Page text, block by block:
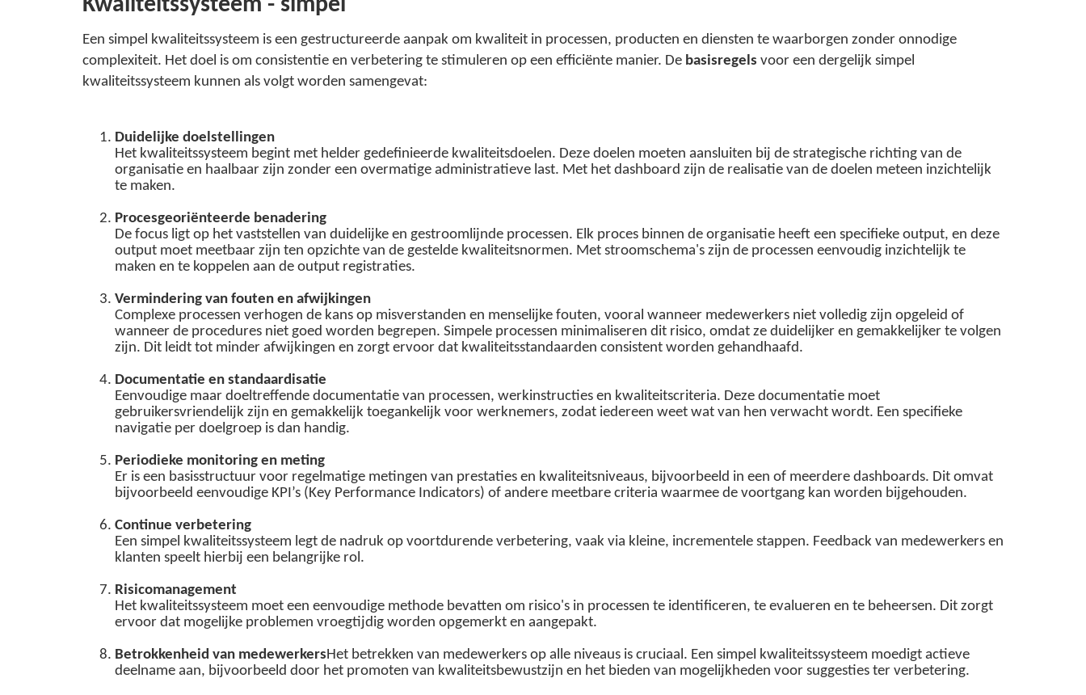
Kwaliteitssysteem - simpel
Een simpel kwaliteitssysteem is een gestructureerde aanpak om kwaliteit in processen, producten en diensten te waarborgen zonder onnodige
complexiteit. Het doel is om consistentie en verbetering te stimuleren op een efficiënte manier. De basisregels voor een dergelijk simpel
kwaliteitssysteem kunnen als volgt worden samengevat:
Duidelijke doelstellingen
Het kwaliteitssysteem begint met helder gedefinieerde kwaliteitsdoelen. Deze doelen moeten aansluiten bij de strategische richting van de
organisatie en haalbaar zijn zonder een overmatige administratieve last. Met het dashboard zijn de realisatie van de doelen meteen inzichtelijk
te maken.
Procesgeoriënteerde benadering
De focus ligt op het vaststellen van duidelijke en gestroomlijnde processen. Elk proces binnen de organisatie heeft een specifieke output, en deze
output moet meetbaar zijn ten opzichte van de gestelde kwaliteitsnormen. Met stroomschema's zijn de processen eenvoudig inzichtelijk te
maken en te koppelen aan de output registraties.
Vermindering van fouten en afwijkingen
Complexe processen verhogen de kans op misverstanden en menselijke fouten, vooral wanneer medewerkers niet volledig zijn opgeleid of
wanneer de procedures niet goed worden begrepen. Simpele processen minimaliseren dit risico, omdat ze duidelijker en gemakkelijker te volgen
zijn. Dit leidt tot minder afwijkingen en zorgt ervoor dat kwaliteitsstandaarden consistent worden gehandhaafd.
Documentatie en standaardisatie
Eenvoudige maar doeltreffende documentatie van processen, werkinstructies en kwaliteitscriteria. Deze documentatie moet
gebruikersvriendelijk zijn en gemakkelijk toegankelijk voor werknemers, zodat iedereen weet wat van hen verwacht wordt. Een specifieke
navigatie per doelgroep is dan handig.
Periodieke monitoring en meting
Er is een basisstructuur voor regelmatige metingen van prestaties en kwaliteitsniveaus, bijvoorbeeld in een of meerdere dashboards. Dit omvat
bijvoorbeeld eenvoudige KPI’s (Key Performance Indicators) of andere meetbare criteria waarmee de voortgang kan worden bijgehouden.
Continue verbetering
Een simpel kwaliteitssysteem legt de nadruk op voortdurende verbetering, vaak via kleine, incrementele stappen. Feedback van medewerkers en
klanten speelt hierbij een belangrijke rol.
Risicomanagement
Het kwaliteitssysteem moet een eenvoudige methode bevatten om risico's in processen te identificeren, te evalueren en te beheersen. Dit zorgt
ervoor dat mogelijke problemen vroegtijdig worden opgemerkt en aangepakt.
Betrokkenheid van medewerkersHet betrekken van medewerkers op alle niveaus is cruciaal. Een simpel kwaliteitssysteem moedigt actieve
deelname aan, bijvoorbeeld door het promoten van kwaliteitsbewustzijn en het bieden van mogelijkheden voor suggesties ter verbetering.